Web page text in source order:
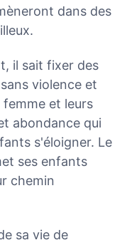
dans des
il sait fixer des
violence et
et leurs
abondance qui
s'éloigner. Le
ses enfants
chemin
sa vie de